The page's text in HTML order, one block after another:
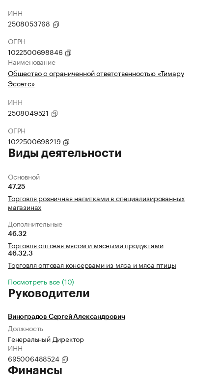
ИНН
2508053768
ОГРН
1022500698846
Наименование
Общество с ограниченной ответственностью «Тимару
Эссетс»
ИНН
2508049521
ОГРН
1022500698219
Виды деятельности
Основной
47.25
Торговля розничная напитками в специализированных
магазинах
Дополнительные
46.32
Торговля оптовая мясом и мясными продуктами
46.32.3
Торговля оптовая консервами из мяса и мяса птицы
Посмотреть все (10)
Руководители
Виноградов Сергей Александрович
Должность
Генеральный Директор
ИНН
695006488524
Финансы